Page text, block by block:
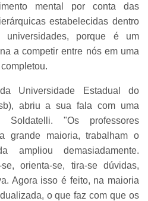
mental por conta das
estabelecidas dentro
universidades, porque é um
a competir entre nós em uma
Universidade Estadual do
abriu a sua fala com uma
"Os professores
grande maioria, trabalham o
ampliou demasiadamente.
orienta-se, tira-se dúvidas,
Agora isso é feito, na maioria
o que faz com que os